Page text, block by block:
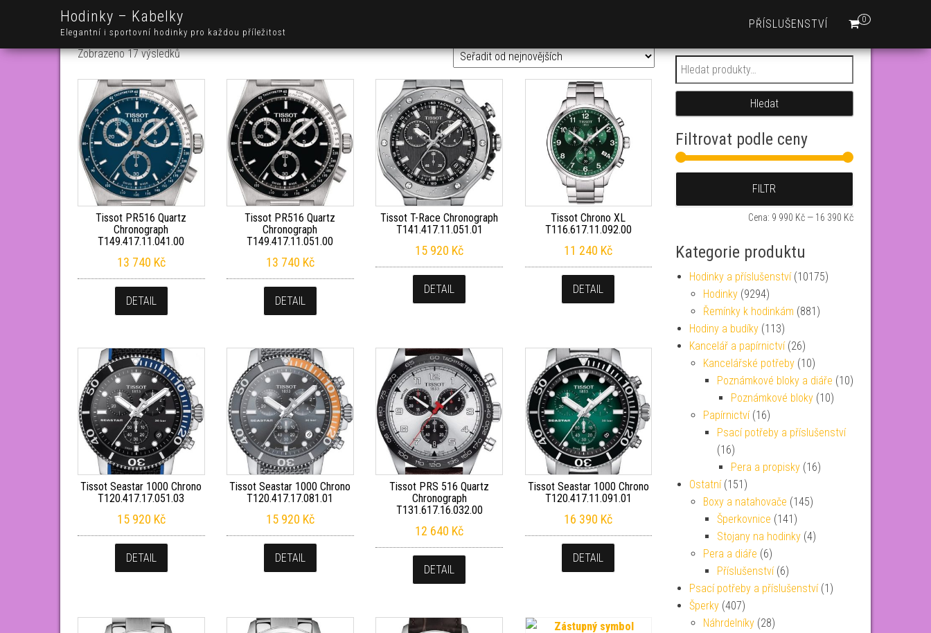
Hodinky – Kabelky
Elegantní i sportovní hodinky pro každou příležitost
0
PŘÍSLUŠENSTVÍ
Zobrazeno 17 výsledkůSeřazeno od nejnovějších
Tissot PR516 Quartz
Chronograph
T149.417.11.041.00
13 740 Kč
DETAIL
Tissot PR516 Quartz
Chronograph
T149.417.11.051.00
13 740 Kč
DETAIL
Tissot T-Race Chronograph
T141.417.11.051.01
15 920 Kč
DETAIL
Tissot Chrono XL
T116.617.11.092.00
11 240 Kč
DETAIL
Tissot Seastar 1000 Chrono
T120.417.17.051.03
15 920 Kč
DETAIL
Tissot Seastar 1000 Chrono
T120.417.17.081.01
15 920 Kč
DETAIL
Tissot PRS 516 Quartz
Chronograph
T131.617.16.032.00
12 640 Kč
DETAIL
Tissot Seastar 1000 Chrono
T120.417.11.091.01
16 390 Kč
DETAIL
Hledat:
Hledat
Filtrovat podle ceny
FILTR
Cena: 9 990 Kč — 16 390 Kč
Kategorie produktu
Hodinky a příslušenství (10175)
Hodinky (9294)
Řemínky k hodinkám (881)
Hodiny a budíky (113)
Kancelář a papírnictví (26)
Kancelářské potřeby (10)
Poznámkové bloky a diáře (10)
Poznámkové bloky (10)
Papírnictví (16)
Psací potřeby a příslušenství
(16)
Pera a propisky (16)
Ostatní (151)
Boxy a natahovače (145)
Šperkovnice (141)
Stojany na hodinky (4)
Pera a diáře (6)
Příslušenství (6)
Psací potřeby a příslušenství (1)
Šperky (407)
Náhrdelníky (28)